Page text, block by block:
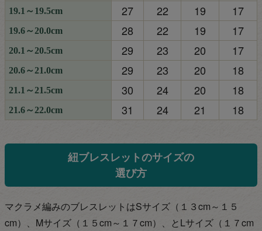
19.1～19.5cm 27 22 19 17
19.6～20.0cm 28 22 19 17
20.1～20.5cm 29 23 20 17
20.6～21.0cm 29 23 20 18
21.1～21.5cm 30 24 20 18
21.6～22.0cm 31 24 21 18
紐ブレスレットのサイズの
選び方
マクラメ編みのブレスレットはSサイズ（１３cm～１５
cm）、Mサイズ（１５cm～１７cm）、とLサイズ（１７cm